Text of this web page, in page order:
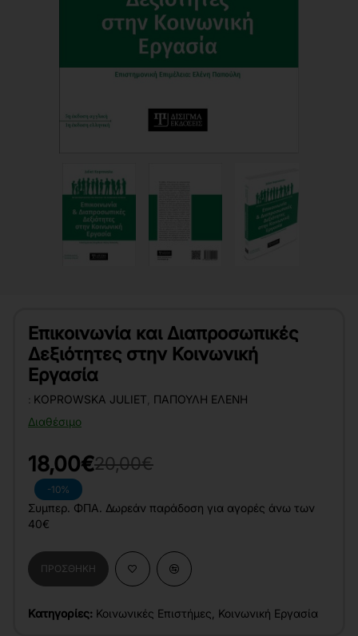
Επικοινωνία και Διαπροσωπικές
Δεξιότητες στην Κοινωνική
Εργασία
Διαθέσιμο
: KOPROWSKA JULIET ΠΑΠΟΎΛΗ ΕΛΈΝΗ
-10%
18,00€20,00€
Συμπερ. ΦΠΑ. Δωρεάν παράδοση για αγορές άνω των
40€
ΠΡΟΣΘΉΚΗ
Κατηγορίες: Κοινωνικές Επιστήμες Κοινωνική Εργασία